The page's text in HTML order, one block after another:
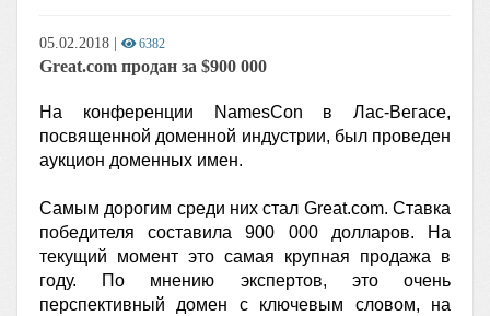
05.02.2018 6382
Great.com продан за $900 000
На конференции NamesCon в Лас-Вегасе,
посвященной доменной индустрии, был проведен
аукцион доменных имен.
Самым дорогим среди них стал Great.com. Ставка
победителя составила 900 000 долларов. На
текущий момент это самая крупная продажа в
году. По мнению экспертов, это очень
перспективный домен с ключевым словом, на